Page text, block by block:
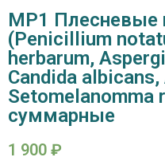
MP1 Плесневые
(Penicillium
herbarum,
Candida
Setomelanomma
суммарные
1 900 ₽